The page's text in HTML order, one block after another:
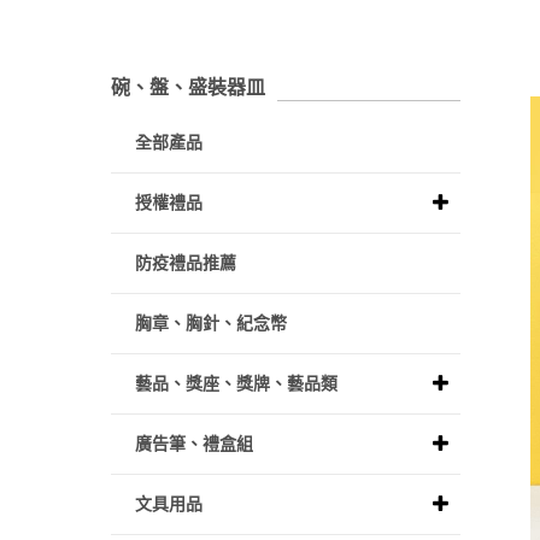
碗、盤、盛裝器皿
全部產品
授權禮品
防疫禮品推薦
胸章、胸針、紀念幣
藝品、獎座、獎牌、藝品類
廣告筆、禮盒組
文具用品